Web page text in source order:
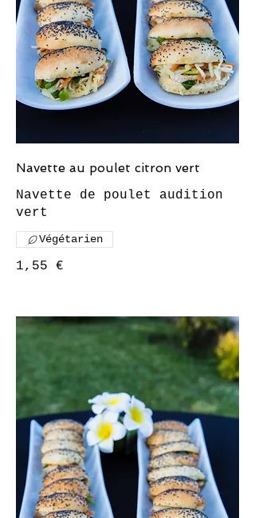
Navette au poulet citron vert
Navette de poulet audition
vert
1,55 €
Végétarien